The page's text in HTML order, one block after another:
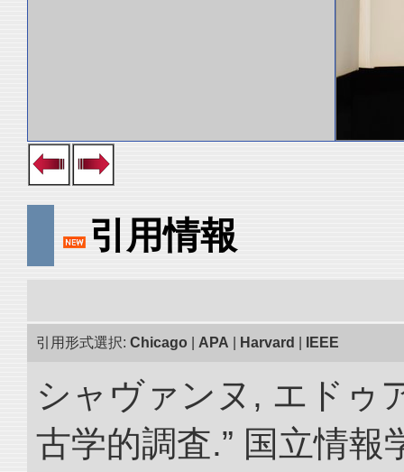
引用情報
引用形式選択: Chicago APA Harvard IEEE
シャヴァンヌ, エドゥ
古学的調査.” 国立情